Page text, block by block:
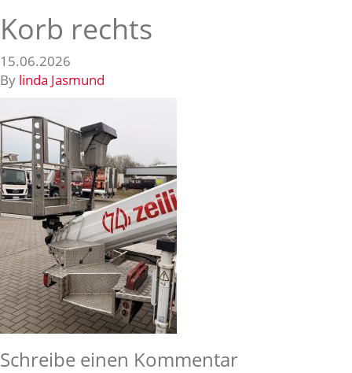
Korb rechts
15.06.2026
By linda Jasmund
Schreibe einen Kommentar